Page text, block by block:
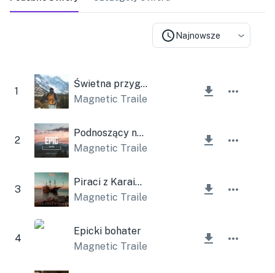
Najnowsze
1
Świetna przygoda
Magnetic Trailer
2
Podnoszący na duchu epicki
Magnetic Trailer
3
Piraci z Karaibów
Magnetic Trailer
4
Epicki bohater
Magnetic Trailer